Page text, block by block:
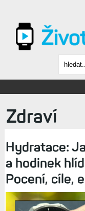
Zdraví
Hydratace:
a hodinek
Pocení, cíle,